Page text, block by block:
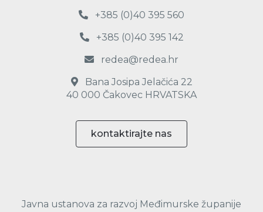
+385 (0)40 395 560
+385 (0)40 395 142
redea@redea.hr
Bana Josipa Jelačića 22
40 000 Čakovec HRVATSKA
kontaktirajte nas
Javna ustanova za razvoj Međimurske županije